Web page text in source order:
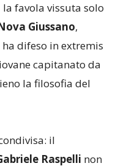
favola vissuta solo
Giussano,
difeso in extremis
capitanato da
la filosofia del
il
Raspelli non